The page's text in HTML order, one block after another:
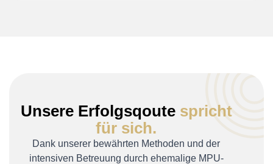
Unsere Erfolgsqoutespricht
für sich.
Dank unserer bewährten Methoden und der
intensiven Betreuung durch ehemalige MPU-